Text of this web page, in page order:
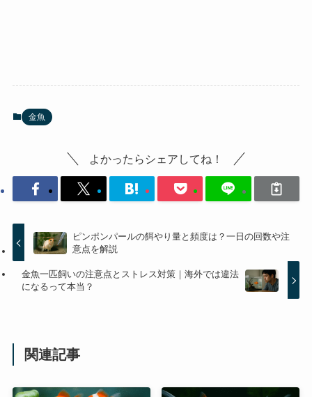
金魚
よかったらシェアしてね！
ピンポンパールの餌やり量と頻度は？一日の回数や注
意点を解説
金魚一匹飼いの注意点とストレス対策｜海外では違法
になるって本当？
関連記事